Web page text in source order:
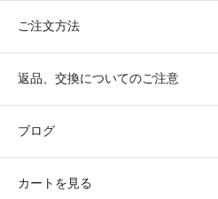
ご注文方法
返品、交換についてのご注意
ブログ
カートを見る